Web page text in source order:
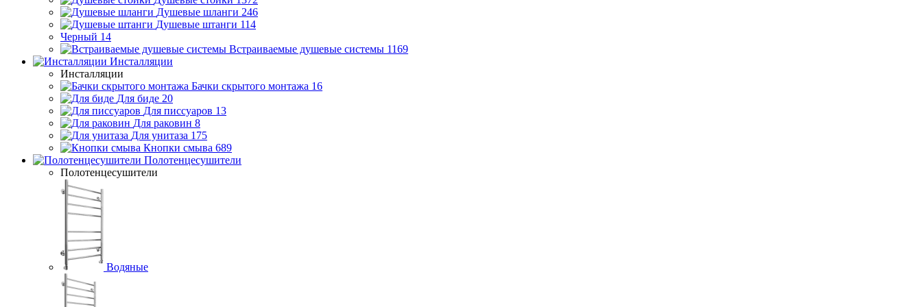
Душевые шланги 246
Душевые штанги 114
Черный 14
Встраиваемые душевые системы 1169
Инсталляции
Инсталляции
Бачки скрытого монтажа 16
Для биде 20
Для писсуаров 13
Для раковин 8
Для унитаза 175
Кнопки смыва 689
Полотенцесушители
Полотенцесушители
Водяные